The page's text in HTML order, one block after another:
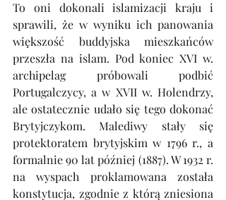
To oni dokonali islamizacji kraju i
sprawili, że w wyniku ich panowania
większość buddyjska mieszkańców
przeszła na islam. Pod koniec XVI w.
archipelag próbowali podbić
Portugalczycy, a w XVII w. Holendrzy,
ale ostatecznie udało się tego dokonać
Brytyjczykom. Malediwy stały się
protektoratem brytyjskim w 1796 r., a
formalnie 90 lat później (1887). W 1932 r.
na wyspach proklamowana została
konstytucja, zgodnie z którą zniesiona